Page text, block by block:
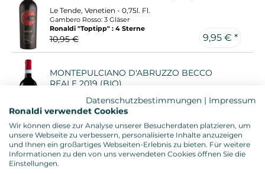
Le Tende, Venetien - 0,75l. Fl.
Gambero Rosso: 3 Gläser
Ronaldi "Toptipp" : 4 Sterne
10,95 € 9,95 € *
MONTEPULCIANO D'ABRUZZO BECCO
REALE 2019 (BIO)
Vigna Madre, Abruzzen - 0,75l. Fl.
Gambero Rosso: 3 Gläser
10,95 €
SALICE SALENTINO RISERVA CANTALUPI
2022
Datenschutzbestimmungen | Impressum
Ronaldi verwendet Cookies
Wir können diese zur Analyse unserer Besucherdaten platzieren, um
unsere Webseite zu verbessern, personalisierte Inhalte anzuzeigen
und Ihnen ein großartiges Webseiten-Erlebnis zu bieten. Für weitere
Informationen zu den von uns verwendeten Cookies öffnen Sie die
Einstellungen.